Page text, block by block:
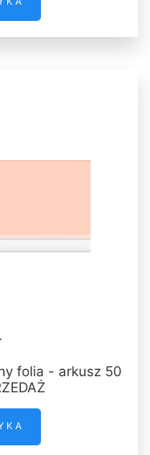
folia - arkusz 50